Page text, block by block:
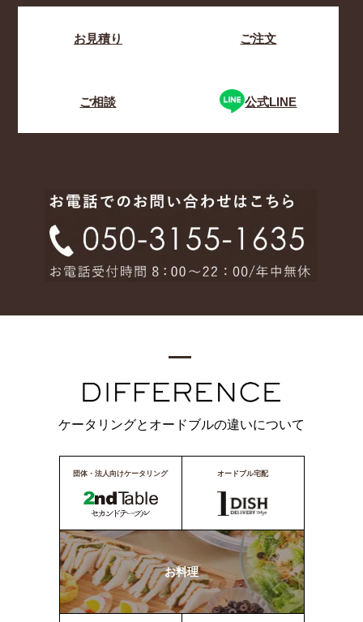
お見積り ご注文
ご相談 公式LINE
ケータリングとオードブルの違いについて
団体・法人向けケータリング オードブル宅配
お料理